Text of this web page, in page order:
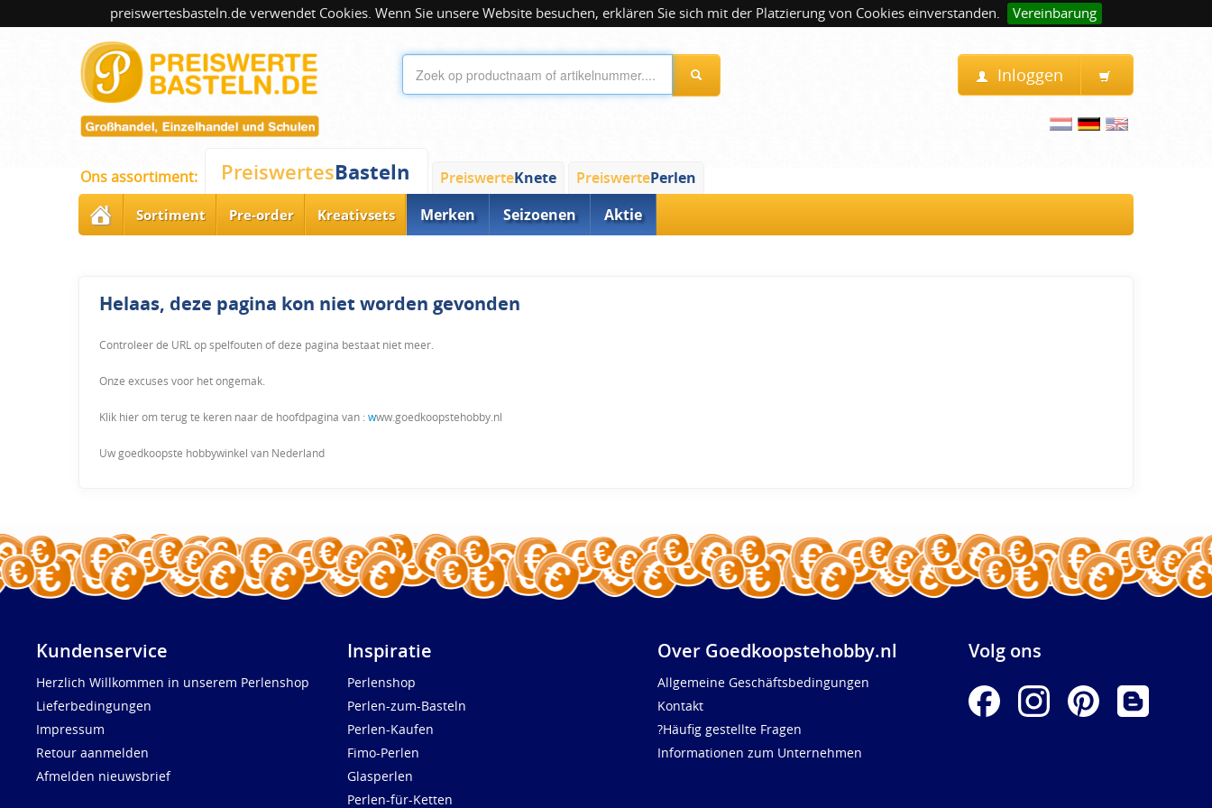
preiswertesbasteln.de verwendet Cookies. Wenn Sie unsere Website besuchen, erklären Sie sich mit der Platzierung von Cookies einverstanden. Vereinbarung
Inloggen
Ons assortiment: PreiswertesBasteln PreiswerteKnete PreiswertePerlen
Sortiment Pre-order Kreativsets Merken Seizoenen Aktie
Helaas, deze pagina kon niet worden gevonden
Controleer de URL op spelfouten of deze pagina bestaat niet meer.
Onze excuses voor het ongemak.
Klik hier om terug te keren naar de hoofdpagina van : www.goedkoopstehobby.nl
Uw goedkoopste hobbywinkel van Nederland
Kundenservice
Herzlich Willkommen in unserem Perlenshop
Lieferbedingungen
Impressum
Retour aanmelden
Afmelden nieuwsbrief
Inspiratie
Perlenshop
Perlen-zum-Basteln
Perlen-Kaufen
Fimo-Perlen
Glasperlen
Perlen-für-Ketten
Over Goedkoopstehobby.nl
Allgemeine Geschäftsbedingungen
Kontakt
?Häufig gestellte Fragen
Informationen zum Unternehmen
Volg ons